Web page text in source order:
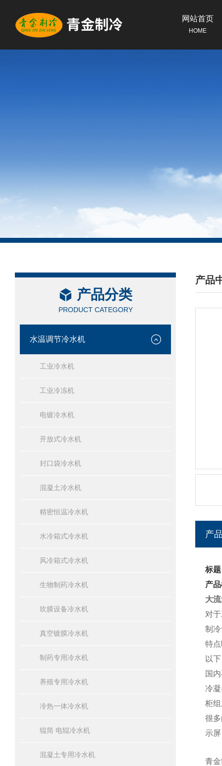
网站首页
HOME
产品分类
PRODUCT CATEGORY
水温调节冷水机
工业冷水机
工业冷冻机
电镀冷水机
开放式冷水机
封口袋冷水机
混凝土冷水机
精密恒温冷水机
水冷箱式冷水机
风冷箱式冷水机
生物制药冷水机
吹膜设备冷水机
真空镀膜冷水机
制药专用冷水机
养殖专用冷水机
冷热一体冷水机
辊筒 电辊冷水机
混凝土专用冷水机
产品
/
产
标
产
大
对
制
特
以
国
冷
柜
很
示
青